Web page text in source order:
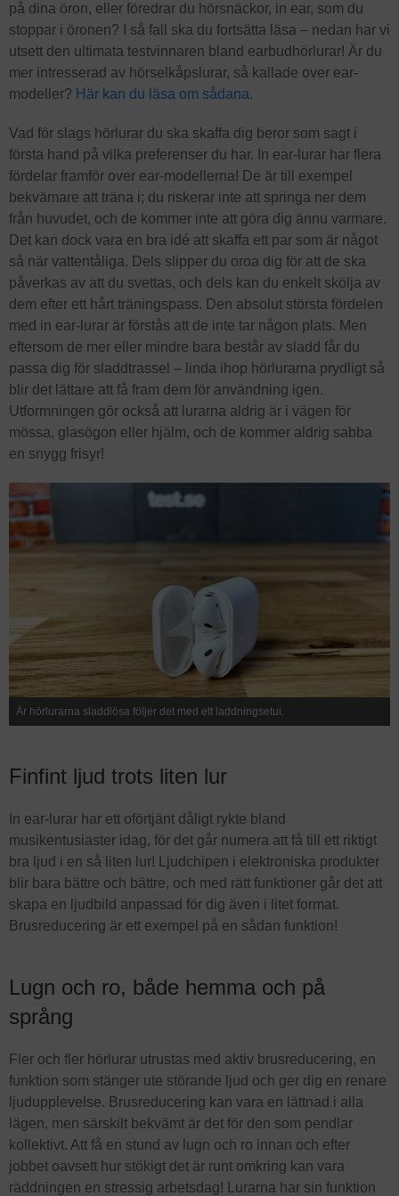
på dina öron, eller föredrar du hörsnäckor, in ear, som du
stoppar i öronen? I så fall ska du fortsätta läsa – nedan har vi
utsett den ultimata testvinnaren bland earbudhörlurar! Är du
mer intresserad av hörselkåpslurar, så kallade over ear-
modeller? Här kan du läsa om sådana.
Vad för slags hörlurar du ska skaffa dig beror som sagt i
första hand på vilka preferenser du har. In ear-lurar har flera
fördelar framför over ear-modellerna! De är till exempel
bekvämare att träna i; du riskerar inte att springa ner dem
från huvudet, och de kommer inte att göra dig ännu varmare.
Det kan dock vara en bra idé att skaffa ett par som är något
så när vattentåliga. Dels slipper du oroa dig för att de ska
påverkas av att du svettas, och dels kan du enkelt skölja av
dem efter ett hårt träningspass. Den absolut största fördelen
med in ear-lurar är förstås att de inte tar någon plats. Men
eftersom de mer eller mindre bara består av sladd får du
passa dig för sladdtrassel – linda ihop hörlurarna prydligt så
blir det lättare att få fram dem för användning igen.
Utformningen gör också att lurarna aldrig är i vägen för
mössa, glasögon eller hjälm, och de kommer aldrig sabba
en snygg frisyr!
Är hörlurarna sladdlösa följer det med ett laddningsetui.
Finfint ljud trots liten lur
In ear-lurar har ett oförtjänt dåligt rykte bland
musikentusiaster idag, för det går numera att få till ett riktigt
bra ljud i en så liten lur! Ljudchipen i elektroniska produkter
blir bara bättre och bättre, och med rätt funktioner går det att
skapa en ljudbild anpassad för dig även i litet format.
Brusreducering är ett exempel på en sådan funktion!
Lugn och ro, både hemma och på
språng
Fler och fler hörlurar utrustas med aktiv brusreducering, en
funktion som stänger ute störande ljud och ger dig en renare
ljudupplevelse. Brusreducering kan vara en lättnad i alla
lägen, men särskilt bekvämt är det för den som pendlar
kollektivt. Att få en stund av lugn och ro innan och efter
jobbet oavsett hur stökigt det är runt omkring kan vara
räddningen en stressig arbetsdag! Lurarna har sin funktion